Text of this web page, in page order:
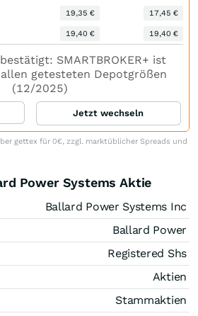
19,35 € 17,45 €
19,40 € 19,40 €
SMARTBROKER+ ist
getesteten Depotgrößen
(12/2025)
Jetzt wechseln
gettex für 0€, zzgl. marktüblicher Spreads und
Power Systems Aktie
Ballard Power Systems Inc
Ballard Power
Registered Shs
Aktien
Stammaktien